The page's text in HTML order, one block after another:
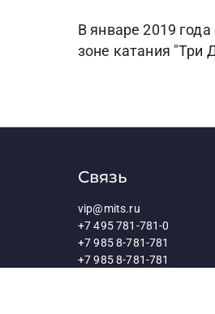
В январе 2019
зоне катания "Три
Связь
vip@mits.ru
+7 495 781-781-0
+7 985 8-781-781
+7 985 8-781-781